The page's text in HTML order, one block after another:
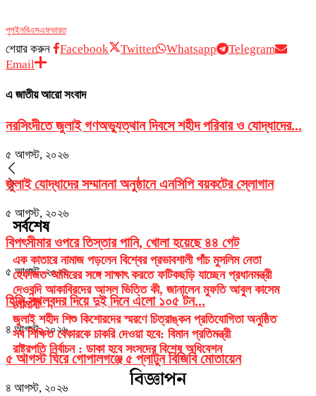
পুশইনবিএসএফভারত
শেয়ার করুন Facebook Twitter Whatsapp
Telegram
Email
এ জাতীয় আরো সংবাদ
নরসিংদীতে জুলাই গণঅভ্যুত্থান দিবসে শহীদ পরিবার ও যোদ্ধাদের...
৫ আগস্ট, ২০২৬
জুলাই যোদ্ধাদের সম্মাননা অনুষ্ঠানে এনসিপি বয়কটের স্লোগান
৫ আগস্ট, ২০২৬
বিপৎসীমার ওপরে তিস্তার পানি, খোলা হয়েছে ৪৪ গেট
৫ আগস্ট, ২০২৬
হিলি স্থলবন্দর দিয়ে দুই দিনে এলো ১০৫ টন...
৪ আগস্ট, ২০২৬
৫ আগস্ট ঘিরে গোপালগঞ্জে ৫ প্লাটুন বিজিবি মোতায়েন
৪ আগস্ট, ২০২৬
সর্বশেষ
এক কাতারে নামাজ পড়লেন বিশ্বের প্রভাবশালী পাঁচ মুসলিম নেতা
হেফাজত আমিরের সঙ্গে সাক্ষাৎ করতে ফটিকছড়ি যাচ্ছেন প্রধানমন্ত্রী
দেওবন্দি আকাবিরদের আসল ভিত্তি কী, জানালেন মুফতি আবুল কাসেম
নোমানী
জুলাই শহীদ শিশু কিশোরদের স্মরণে চিত্রাঙ্কন প্রতিযোগিতা অনুষ্ঠিত
সব শিক্ষিত বেকারকে চাকরি দেওয়া হবে: বিমান প্রতিমন্ত্রী
রাষ্ট্রপতি নির্বাচন : ডাকা হবে সংসদের বিশেষ অধিবেশন
বিজ্ঞাপন